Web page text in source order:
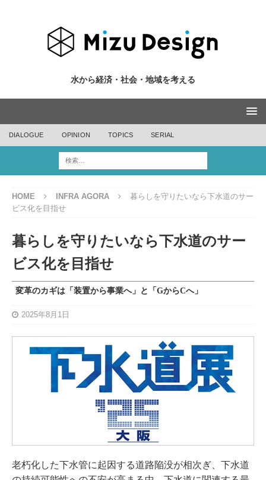
水から経済・社会・地域を考える
DIALOGUE OPINION TOPICS SERIAL
HOME INFRA AGORA
暮らしを守りたいなら下水道のサー
ビス化を目指せ
暮らしを守りたいなら下水道のサー
ビス化を目指せ
変革のカギは「装置から事業へ」と「GからCへ」
2025年8月1日
老朽化した下水管に起因する道路陥没が相次ぎ、下水道